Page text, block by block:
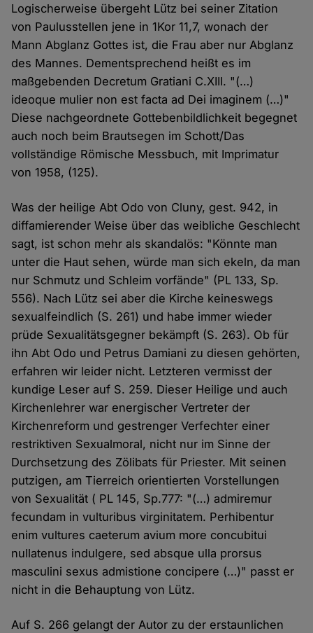
Logischerweise übergeht Lütz bei seiner Zitation
von Paulusstellen jene in 1Kor 11,7, wonach der
Mann Abglanz Gottes ist, die Frau aber nur Abglanz
des Mannes. Dementsprechend heißt es im
maßgebenden Decretum Gratiani C.XIII. "(…)
ideoque mulier non est facta ad Dei imaginem (…)"
Diese nachgeordnete Gottebenbildlichkeit begegnet
auch noch beim Brautsegen im Schott/Das
vollständige Römische Messbuch, mit Imprimatur
von 1958, (125).
Was der heilige Abt Odo von Cluny, gest. 942, in
diffamierender Weise über das weibliche Geschlecht
sagt, ist schon mehr als skandalös: "Könnte man
unter die Haut sehen, würde man sich ekeln, da man
nur Schmutz und Schleim vorfände" (PL 133, Sp.
556). Nach Lütz sei aber die Kirche keineswegs
sexualfeindlich (S. 261) und habe immer wieder
prüde Sexualitätsgegner bekämpft (S. 263). Ob für
ihn Abt Odo und Petrus Damiani zu diesen gehörten,
erfahren wir leider nicht. Letzteren vermisst der
kundige Leser auf S. 259. Dieser Heilige und auch
Kirchenlehrer war energischer Vertreter der
Kirchenreform und gestrenger Verfechter einer
restriktiven Sexualmoral, nicht nur im Sinne der
Durchsetzung des Zölibats für Priester. Mit seinen
putzigen, am Tierreich orientierten Vorstellungen
von Sexualität ( PL 145, Sp.777: "(…) admiremur
fecundam in vulturibus virginitatem. Perhibentur
enim vultures caeterum avium more concubitui
nullatenus indulgere, sed absque ulla prorsus
masculini sexus admistione concipere (…)" passt er
nicht in die Behauptung von Lütz.
Auf S. 266 gelangt der Autor zu der erstaunlichen